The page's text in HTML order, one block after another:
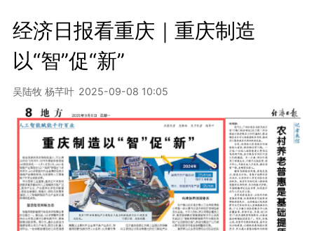
经济日报看重庆｜重庆制造
以“智”促“新”
吴陆牧 杨芊叶 2025-09-08 10:05